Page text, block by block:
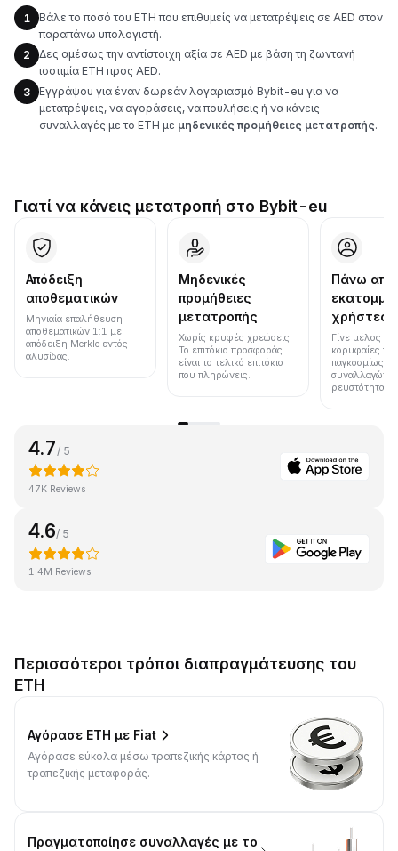
1
Βάλε το ποσό του ETH που επιθυμείς να μετατρέψεις σε AED στον
παραπάνω υπολογιστή.
2
Δες αμέσως την αντίστοιχη αξία σε AED με βάση τη ζωντανή
ισοτιμία ETH προς AED.
3
Εγγράψου για έναν δωρεάν λογαριασμό Bybit-eu για να
μετατρέψεις, να αγοράσεις, να πουλήσεις ή να κάνεις
συναλλαγές με το ETH με μηδενικές προμήθειες μετατροπής.
Γιατί να κάνεις μετατροπή στο Bybit-eu
Απόδειξη
αποθεματικών
Μηνιαία επαλήθευση
αποθεματικών 1:1 με
απόδειξη Merkle εντός
αλυσίδας.
Μηδενικές
προμήθειες
μετατροπής
Χωρίς κρυφές χρεώσεις.
Το επιτόκιο προσφοράς
είναι το τελικό επιτόκιο
που πληρώνεις.
Πάνω από
χρήστες
Γίνε μέλος
κορυφαίες
παγκοσμίως
συναλλαγών
ρευστότητα.
4.7 / 5
47K Reviews
4.6/ 5
1.4M Reviews
Περισσότεροι τρόποι διαπραγμάτευσης του
ETH
Αγόρασε ETH με Fiat
Αγόρασε εύκολα μέσω τραπεζικής κάρτας ή
τραπεζικής μεταφοράς.
Πραγματοποίησε συναλλαγές με το